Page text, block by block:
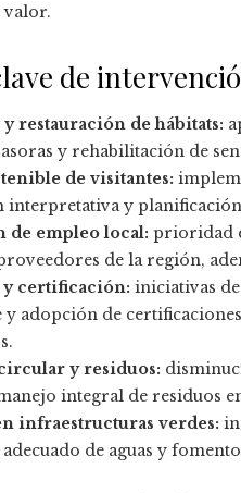
valor.
de
restauración de hábitats:
y rehabilitación de
de visitantes:
interpretativa y
de empleo local: prioridad
de la región,
certificación: iniciativas
y adopción de
y residuos:
integral de residuos
infraestructuras verdes:
de aguas y